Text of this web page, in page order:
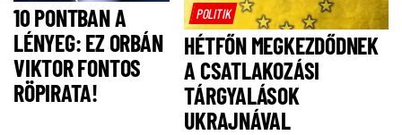
10 PONTBAN A
LÉNYEG: EZ ORBÁN
VIKTOR FONTOS
RÖPIRATA!
POLITIK
HÉTFŐN MEGKEZDŐDNEK
A CSATLAKOZÁSI
TÁRGYALÁSOK
UKRAJNÁVAL